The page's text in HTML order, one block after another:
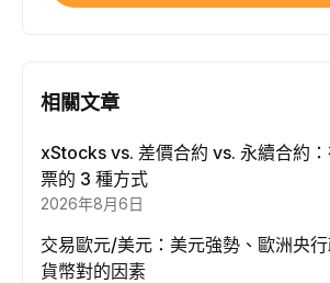
相關文章
xStocks vs. 差價合約 vs. 永續合約
票的 3 種方式
2026年8月6日
交易歐元/美元：美元強勢、歐洲央
貨幣對的因素